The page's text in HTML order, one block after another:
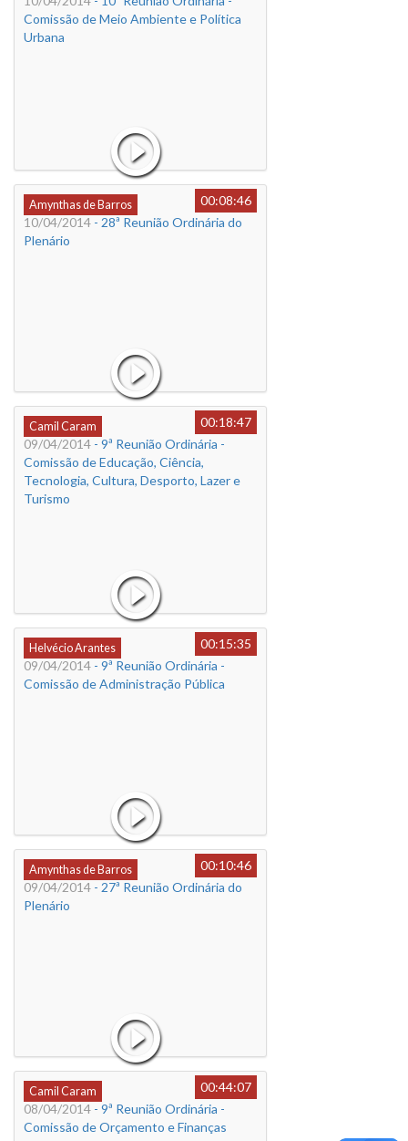
Comissão de Meio Ambiente e Política
Urbana
Amynthas de Barros
00:08:46
10/04/2014 - 28ª Reunião Ordinária do
Plenário
Camil Caram
00:18:47
09/04/2014 - 9ª Reunião Ordinária -
Comissão de Educação, Ciência,
Tecnologia, Cultura, Desporto, Lazer e
Turismo
Helvécio Arantes
00:15:35
09/04/2014 - 9ª Reunião Ordinária -
Comissão de Administração Pública
Amynthas de Barros
00:10:46
09/04/2014 - 27ª Reunião Ordinária do
Plenário
Camil Caram
00:44:07
08/04/2014 - 9ª Reunião Ordinária -
Comissão de Orçamento e Finanças